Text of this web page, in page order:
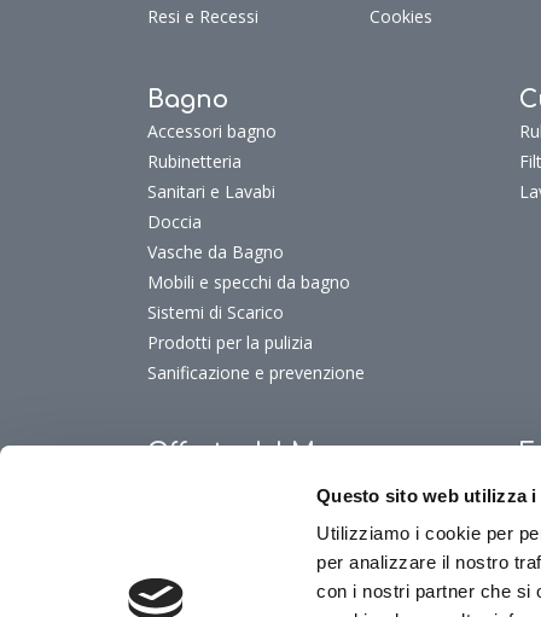
Questo sito web utilizza i
Utilizziamo i cookie per
per analizzare il nostro
con i nostri partner che si
Resi e Recessi
Cookies
Bagno
Accessori bagno
Rubinetteria
Sanitari e Lavabi
Doccia
Vasche da Bagno
Mobili e specchi da bagno
Sistemi di Scarico
Prodotti per la pulizia
Sanificazione e prevenzione
Offerte del Mese